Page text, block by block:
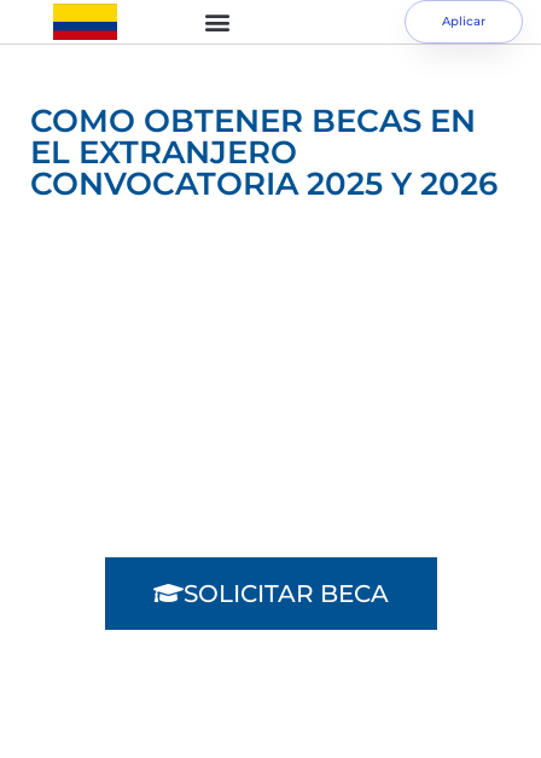
Aplicar
COMO OBTENER BECAS EN
EL EXTRANJERO
CONVOCATORIA 2025 Y 2026
SOLICITAR BECA